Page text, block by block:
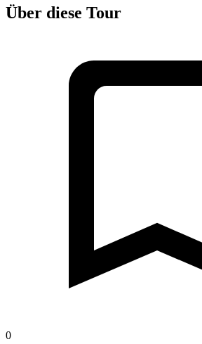
Über diese Tour
0